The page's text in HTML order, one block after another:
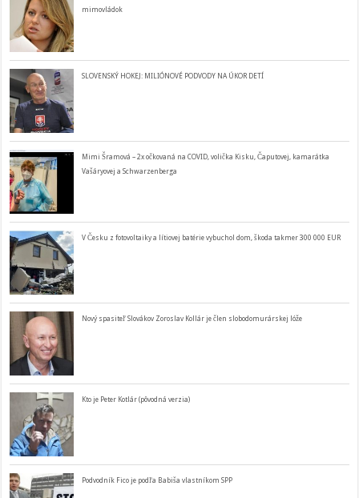
mimovládok
SLOVENSKÝ HOKEJ: MILIÓNOVÉ PODVODY NA ÚKOR DETÍ
Mimi Šramová – 2x očkovaná na COVID, volička Kisku, Čaputovej, kamarátka
Vašáryovej a Schwarzenberga
V Česku z fotovoltaiky a lítiovej batérie vybuchol dom, škoda takmer 300 000 EUR
Nový spasiteľ Slovákov Zoroslav Kollár je člen slobodomurárskej lóže
Kto je Peter Kotlár (pôvodná verzia)
Podvodník Fico je podľa Babiša vlastníkom SPP